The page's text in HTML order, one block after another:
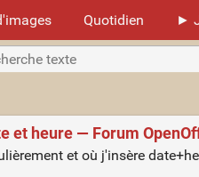
Quotidien ►
et heure — Forum
et où j'insère